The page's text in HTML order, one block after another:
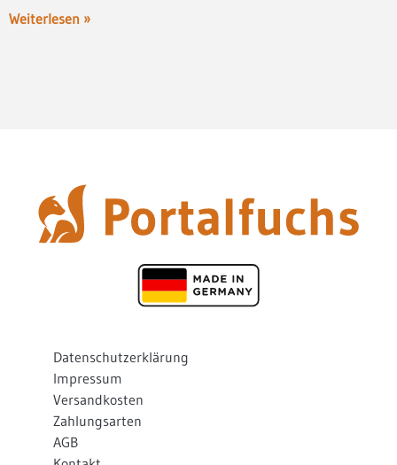
Weiterlesen »
Datenschutzerklärung
Impressum
Versandkosten
Zahlungsarten
AGB